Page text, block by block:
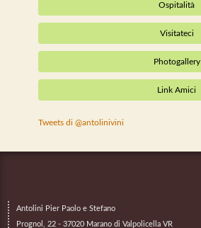
Ospitalità
Visitateci
Photogallery
Link Amici
Tweets di @antolinivini
Antolini Pier Paolo e Stefano
Prognol, 22 - 37020 Marano di Valpolicella VR